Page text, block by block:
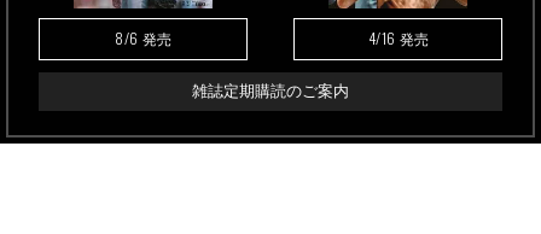
8/6 発売 4/16 発売
雑誌定期購読のご案内